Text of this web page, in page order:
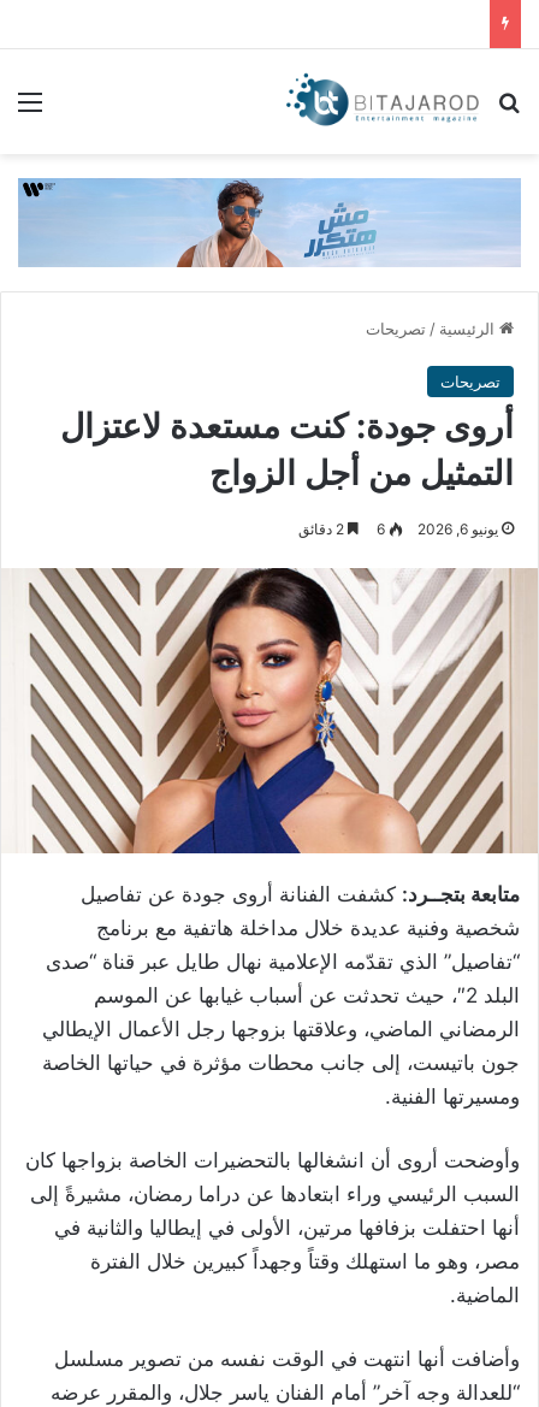
بحث عن
الرئيسية / تصريحات
تصريحات
أروى جودة: كنت مستعدة لاعتزال
التمثيل من أجل الزواج
يونيو 6, 2026 6
متابعة بتجــرد: كشفت الفنانة أروى جودة عن تفاصيل
شخصية وفنية عديدة خلال مداخلة هاتفية مع برنامج
“تفاصيل” الذي تقدّمه الإعلامية نهال طايل عبر قناة “صدى
البلد 2″، حيث تحدثت عن أسباب غيابها عن الموسم
الرمضاني الماضي، وعلاقتها بزوجها رجل الأعمال الإيطالي
جون باتيست، إلى جانب محطات مؤثرة في حياتها الخاصة
ومسيرتها الفنية.
وأوضحت أروى أن انشغالها بالتحضيرات الخاصة بزواجها كان
السبب الرئيسي وراء ابتعادها عن دراما رمضان، مشيرةً إلى
أنها احتفلت بزفافها مرتين، الأولى في إيطاليا والثانية في
مصر، وهو ما استهلك وقتاً وجهداً كبيرين خلال الفترة
الماضية.
وأضافت أنها انتهت في الوقت نفسه من تصوير مسلسل
“للعدالة وجه آخر” أمام الفنان ياسر جلال، والمقرر عرضه